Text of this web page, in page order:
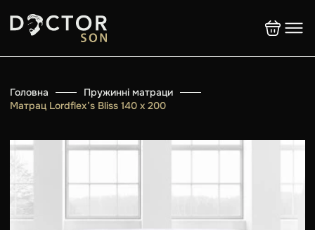
Головна
Пружинні матраци
Матрац Lordflex’s Bliss 140 x 200